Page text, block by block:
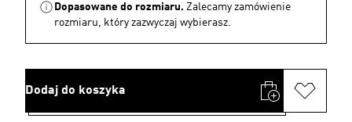
Dopasowane do rozmiaru. Zalecamy zamówienie
rozmiaru, który zazwyczaj wybierasz.
Dodaj do koszyka